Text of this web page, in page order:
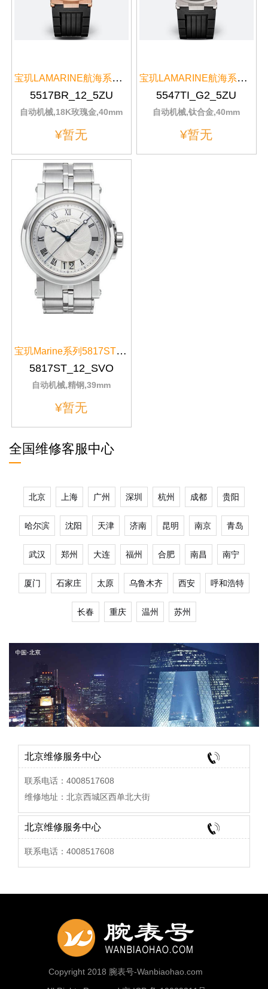
宝玑LAMARINE航海系列玫瑰金男表5...
5517BR_12_5ZU
自动机械,18K玫瑰金,40mm
¥暂无
宝玑LAMARINE航海系列钛合金闹铃...
5547TI_G2_5ZU
自动机械,钛合金,40mm
¥暂无
宝玑Marine系列5817ST/12/SVO银色表带
5817ST_12_SVO
自动机械,精钢,39mm
¥暂无
全国维修客服中心
北京 上海 广州 深圳 杭州 成都 贵阳
哈尔滨 沈阳 天津 济南 昆明 南京 青岛
武汉 郑州 大连 福州 合肥 南昌 南宁
厦门 石家庄 太原 乌鲁木齐 西安 呼和浩特
长春 重庆 温州 苏州
北京维修服务中心
联系电话：4008517608
维修地址：北京西城区西单北大街
北京维修服务中心
联系电话：4008517608
Copyright 2018 腕表号-Wanbiaohao.com